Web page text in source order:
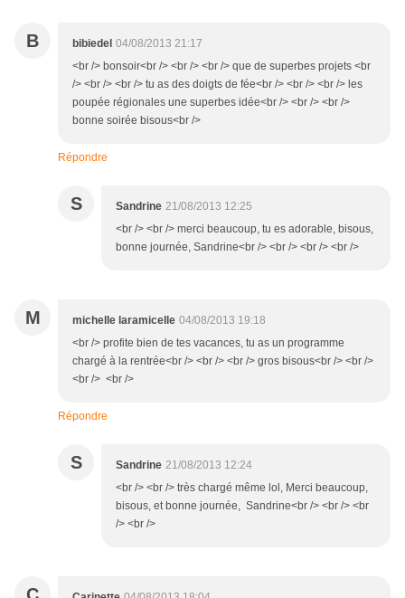
B bibiedel 04/08/2013 21:17
<br /> bonsoir<br /> <br /> <br /> que de superbes projets <br
/> <br /> <br /> tu as des doigts de fée<br /> <br /> <br /> les
poupée régionales une superbes idée<br /> <br /> <br />
bonne soirée bisous<br />
Répondre
S Sandrine 21/08/2013 12:25
<br /> <br /> merci beaucoup, tu es adorable, bisous,
bonne journée, Sandrine<br /> <br /> <br /> <br />
M michelle laramicelle 04/08/2013 19:18
<br /> profite bien de tes vacances, tu as un programme
chargé à la rentrée<br /> <br /> <br /> gros bisous<br /> <br />
<br /> <br />
Répondre
S Sandrine 21/08/2013 12:24
<br /> <br /> très chargé même lol, Merci beaucoup,
bisous, et bonne journée, Sandrine<br /> <br /> <br
/> <br />